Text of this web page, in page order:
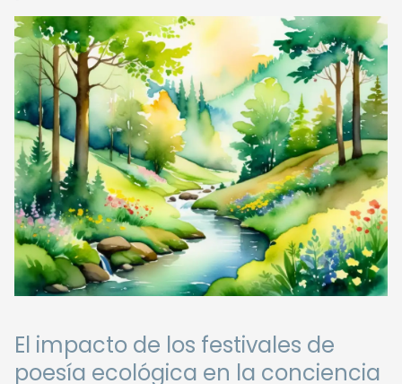
El impacto de los festivales de
poesía ecológica en la conciencia